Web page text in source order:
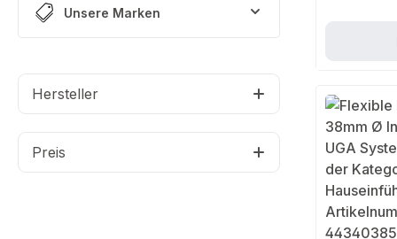
Unsere Marken
Hersteller
Preis
für den